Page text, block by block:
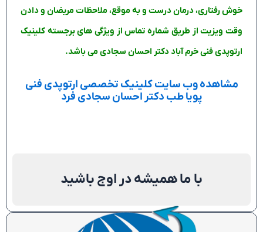
خوش رفتاری، درمان درست و به موقع، ملاحظات مریضان و دادن
وقت ویزیت از طریق شماره تماس از ویژگی های برجسته کلینیک
ارتوپدی فنی خرم آباد دکتر احسان سجادی می باشد.
مشاهده وب سایت کلینیک تخصصی ارتوپدی فنی
پویا طب دکتر احسان سجادی فرد
با ما همیشه در اوج باشید